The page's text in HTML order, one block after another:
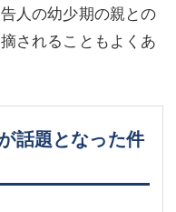
人の幼少期の親との
されることもよくあ
話題となった件